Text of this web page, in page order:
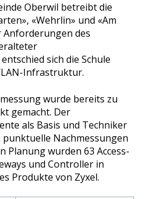
Oberwil betreibt die
«Wehrlin» und «Am
Anforderungen des
sich die Schule
Infrastruktur.
wurde bereits zu
gemacht. Der
als Basis und Techniker
Nachmessungen
Planung wurden 63 Access-
und Controller in
Produkte von Zyxel.